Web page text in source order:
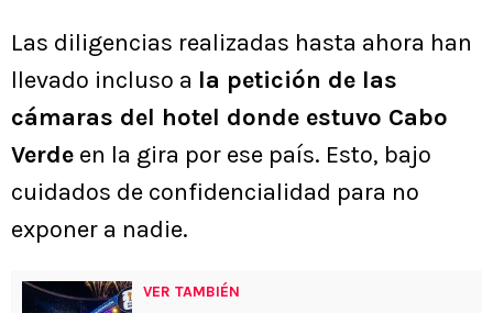
Las diligencias realizadas hasta ahora han
llevado incluso a la petición de las
cámaras del hotel donde estuvo Cabo
Verde en la gira por ese país. Esto, bajo
cuidados de confidencialidad para no
exponer a nadie.
VER TAMBIÉN